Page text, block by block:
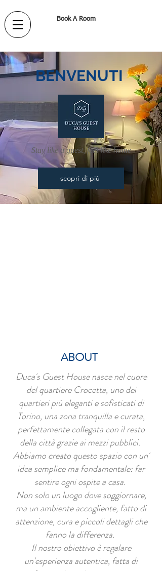
Book A Room
BENVENUTI
Stay like a guest, feel like home
scopri di più
ABOUT
Duca's Guest House nasce nel cuore
del quartiere Crocetta, uno dei
quartieri più eleganti e sofisticati di
Torino, una zona tranquilla e curata,
perfettamente collegata con il resto
della città grazie ai mezzi pubblici.
Abbiamo creato questo spazio con un'
idea semplice ma fondamentale: far
sentire ogni ospite a casa.
Non solo un luogo dove soggiornare,
ma un ambiente accogliente, fatto di
attenzione, cura e piccoli dettagli che
fanno la differenza.
Il nostro obiettivo è regalare
un'esperienza autentica, fatta di